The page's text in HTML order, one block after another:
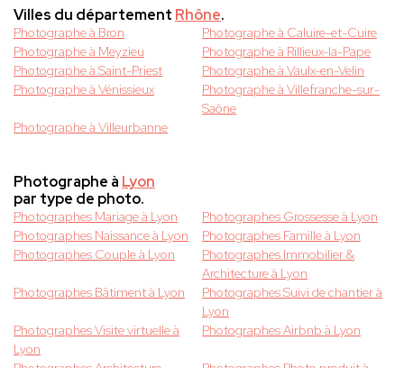
Villes du département Rhône.
Photographe à Bron
Photographe à Caluire-et-Cuire
Photographe à Meyzieu
Photographe à Rillieux-la-Pape
Photographe à Saint-Priest
Photographe à Vaulx-en-Velin
Photographe à Vénissieux
Photographe à Villefranche-sur-
Saône
Photographe à Villeurbanne
Photographe à Lyon
par type de photo.
Photographes Mariage à Lyon
Photographes Grossesse à Lyon
Photographes Naissance à Lyon
Photographes Famille à Lyon
Photographes Couple à Lyon
Photographes Immobilier &
Architecture à Lyon
Photographes Bâtiment à Lyon
Photographes Suivi de chantier à
Lyon
Photographes Visite virtuelle à
Lyon
Photographes Airbnb à Lyon